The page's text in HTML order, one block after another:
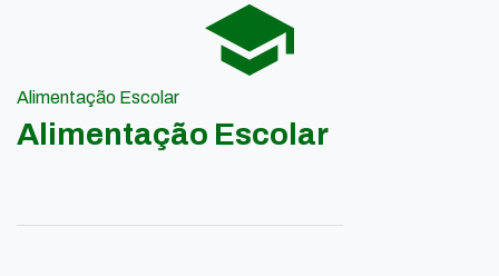
Alimentação Escolar
Alimentação Escolar